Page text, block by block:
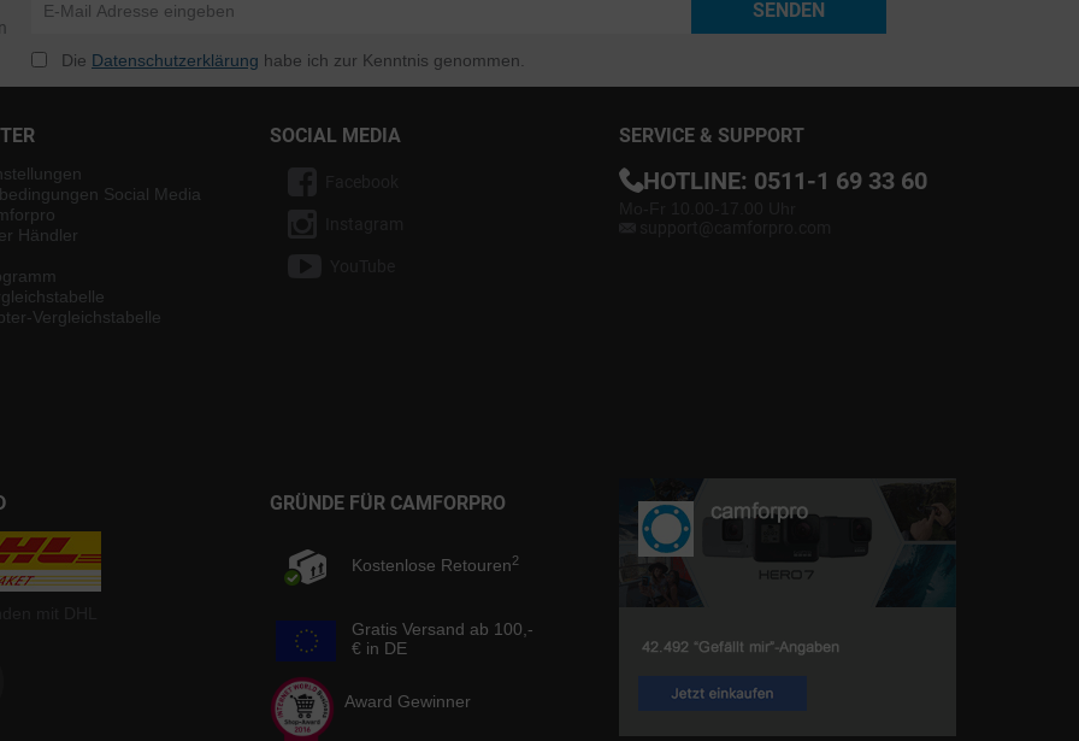
SENDEN
Die Datenschutzerklärung habe ich zur Kenntnis genommen.
Social Media
Händler
Vergleichstabelle
SOCIAL MEDIA SERVICE & SUPPORT
HOTLINE: 0511-1 69 33 60
GRÜNDE FÜR CAMFORPRO
Kostenlose Retouren2
Gratis Versand ab 100,-
€ in DE
Award Gewinner